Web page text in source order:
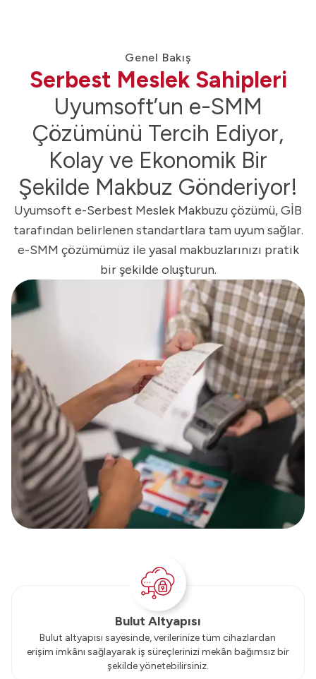
Genel Bakış
Serbest Meslek Sahipleri
Uyumsoft’un e-SMM
Çözümünü Tercih Ediyor,
Kolay ve Ekonomik Bir
Şekilde Makbuz Gönderiyor!
Uyumsoft e-Serbest Meslek Makbuzu çözümü, GİB
tarafından belirlenen standartlara tam uyum sağlar.
e-SMM çözümümüz ile yasal makbuzlarınızı pratik
bir şekilde oluşturun.
Bulut Altyapısı
Bulut altyapısı sayesinde, verilerinize tüm cihazlardan
erişim imkânı sağlayarak iş süreçlerinizi mekân bağımsız bir
şekilde yönetebilirsiniz.